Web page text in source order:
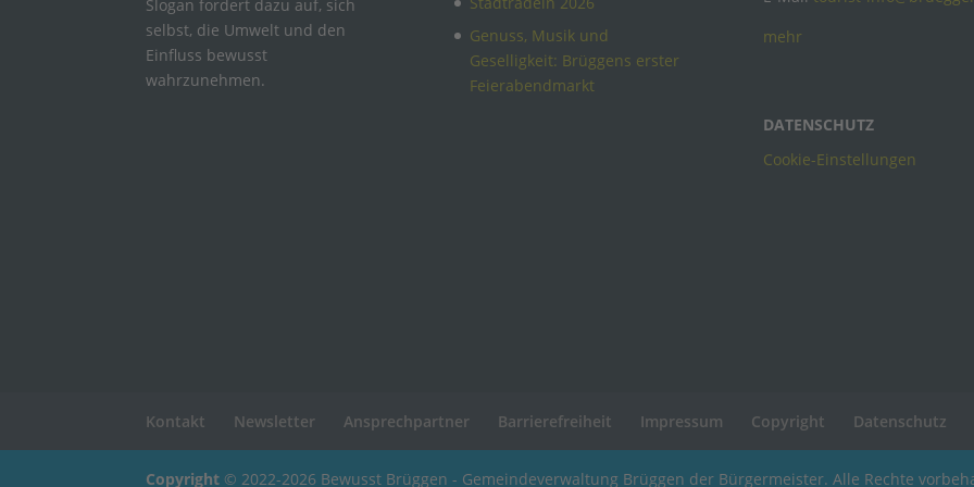
Slogan fordert dazu auf, sich
selbst, die Umwelt und den
Einfluss bewusst
wahrzunehmen.
Genuss, Musik und
Geselligkeit: Brüggens erster
Feierabendmarkt
mehr
DATENSCHUTZ
Cookie-Einstellungen
Kontakt Newsletter Ansprechpartner Barrierefreiheit Impressum Copyright Datenschutz
Copyright © 2022-2026 Bewusst Brüggen - Gemeindeverwaltung Brüggen der Bürgermeister. Alle Rechte